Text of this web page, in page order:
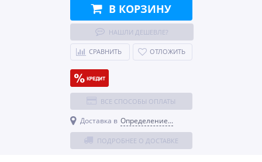
В КОРЗИНУ
НАШЛИ ДЕШЕВЛЕ?
СРАВНИТЬ ОТЛОЖИТЬ
ВСЕ СПОСОБЫ ОПЛАТЫ
Доставка в Определение...
ПОДРОБНЕЕ О ДОСТАВКЕ